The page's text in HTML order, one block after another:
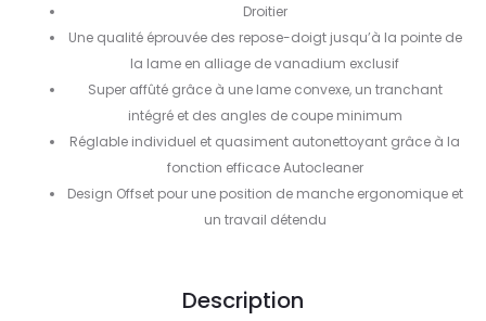
Droitier
Une qualité éprouvée des repose-doigt jusqu’à la pointe de
la lame en alliage de vanadium exclusif
Super affûté grâce à une lame convexe, un tranchant
intégré et des angles de coupe minimum
Réglable individuel et quasiment autonettoyant grâce à la
fonction efficace Autocleaner
Design Offset pour une position de manche ergonomique et
un travail détendu
Description